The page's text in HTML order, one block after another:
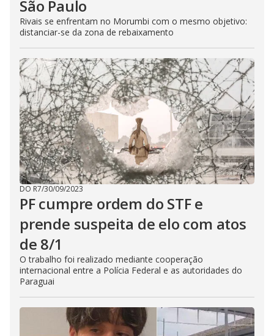
São Paulo
Rivais se enfrentam no Morumbi com o mesmo objetivo:
distanciar-se da zona de rebaixamento
DO R7/30/09/2023
PF cumpre ordem do STF e
prende suspeita de elo com atos
de 8/1
O trabalho foi realizado mediante cooperação
internacional entre a Polícia Federal e as autoridades do
Paraguai